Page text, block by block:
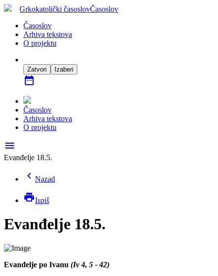
Grkokatolički časoslovČasoslov
Časoslov
Arhiva tekstova
O projektu
Zatvori Izaberi
date_range
Časoslov
Arhiva tekstova
O projektu
menu
Evanđelje 18.5.
chevron_left Nazad
printIspiš
Evanđelje 18.5.
Evanđelje po Ivanu (Iv 4, 5 - 42)